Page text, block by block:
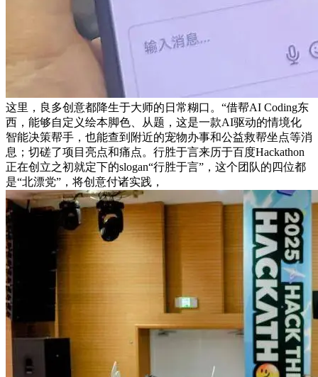
这里，良多创意都降生于大师的日常糊口。“借帮AI Coding东
西，能够自定义绘本脚色、从题，这是一款AI驱动的情境化
智能决策帮手，也能查到附近的宠物办事和公益救帮坐点等消
息；切磋了项目亮点和痛点。行胜于言来历于百度Hackathon
正在创立之初就定下的slogan“行胜于言”，这个团队的四位都
是“北漂党”，将创意付诸实践，